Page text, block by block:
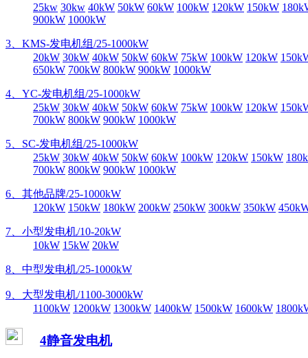
25kw 30kw 40kW 50kW 60kW 100kW 120kW 150kW
900kW 1000kW
3、KMS-发电机组/25-1000kW
20kW 30kW 40kW 50kW 60kW 75kW 100kW 120kW
650kW 700kW 800kW 900kW 1000kW
4、YC-发电机组/25-1000kW
25kW 30kW 40kW 50kW 60kW 75kW 100kW 120kW
700kW 800kW 900kW 1000kW
5、SC-发电机组/25-1000kW
25kW 30kW 40kW 50kW 60kW 100kW 120kW 150kW
700kW 800kW 900kW 1000kW
6、其他品牌/25-1000kW
120kW 150kW 180kW 200kW 250kW 300kW 350kW
7、小型发电机/10-20kW
10kW 15kW 20kW
8、中型发电机/25-1000kW
9、大型发电机/1100-3000kW
1100kW 1200kW 1300kW 1400kW 1500kW 1600kW
4静音发电机